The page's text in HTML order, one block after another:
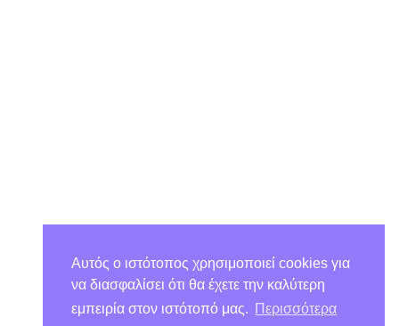
Αυτός ο ιστότοπος χρησιμοποιεί cookies για
να διασφαλίσει ότι θα έχετε την καλύτερη
εμπειρία στον ιστότοπό μας.
Περισσότερα